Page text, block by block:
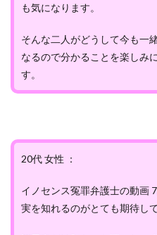
も気になります。
そんな二人がどうして今も一
なるので分かることを楽しみ
す。
20代 女性 ：
イノセンス冤罪弁護士の動画
実を知れるのがとても期待し